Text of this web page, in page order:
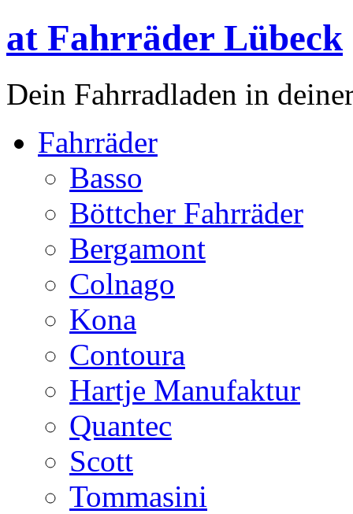
at Fahrräder Lübeck
Dein Fahrradladen in
Fahrräder
Basso
Böttcher Fahrräder
Bergamont
Colnago
Kona
Contoura
Hartje Manufaktur
Quantec
Scott
Tommasini